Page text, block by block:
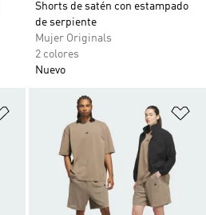
Shorts de satén con estampado
de serpiente
Mujer Originals
2 colores
Nuevo
Añadir a la lista de deseos